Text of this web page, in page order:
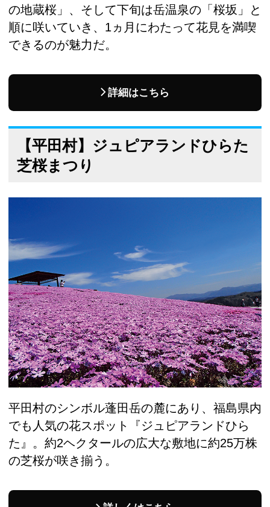
の地蔵桜」、そして下旬は岳温泉の「桜坂」と
順に咲いていき、1ヵ月にわたって花見を満喫
できるのが魅力だ。
詳細はこちら
【平田村】ジュピアランドひらた
芝桜まつり
平田村のシンボル蓬田岳の麓にあり、福島県内
でも人気の花スポット『ジュピアランドひら
た』。約2ヘクタールの広大な敷地に約25万株
の芝桜が咲き揃う。